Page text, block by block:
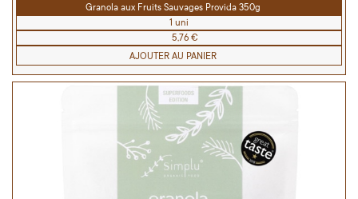
Granola aux Fruits Sauvages Provida 350g
1 uni
5,76 €
AJOUTER AU PANIER